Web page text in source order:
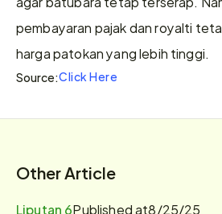
pembayaran pajak dan royalti
harga patokan yang lebih tinggi.
Source:Click Here
Other Article
Liputan 6Published at8/25/25